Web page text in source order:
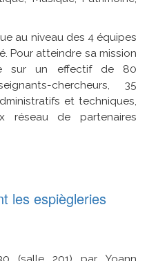
au niveau des 4 équipes
Pour atteindre sa mission
sur un effectif de 80
chercheurs, 35
et techniques,
réseau de partenaires
les espiègleries